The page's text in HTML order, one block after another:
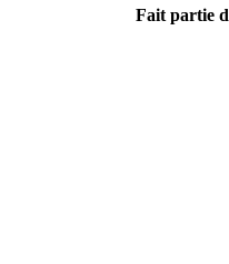
Fait partie